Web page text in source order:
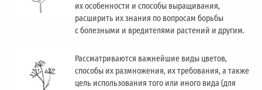
их особенности и способы выращивания,
расширить их знания по вопросам борьбы
с болезными и вредителями растений и другим.
Рассматриваются важнейшие виды цветов,
способы их размножения, их требования, а также
цель использования того или иного вида (для